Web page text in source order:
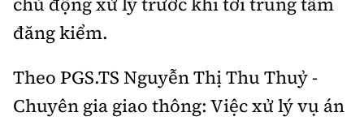
đăng kiểm.
Theo PGS.TS Nguyễn Thị Thu Thuỷ -
Chuyên gia giao thông: Việc xử lý vụ án